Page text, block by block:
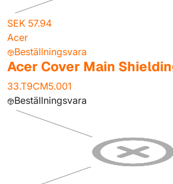
SEK 57.94
Acer
Beställningsvara
Acer Cover Main
33.T9CM5.001
Beställningsvara